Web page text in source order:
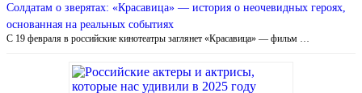
Солдатам о зверятах: «Красавица» — история о неочевидных героях,
основанная на реальных событиях
С 19 февраля в российские кинотеатры заглянет «Красавица» — фильм …